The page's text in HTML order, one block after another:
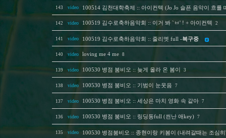
143 video 100514 김천대학축제 :: 아이컨텍 (Jo Jo 슬픈 음악이 흐를
142 video 100519 김수로축하음악회 :: 이거 봐 `ㅂ' ! + 아이컨텍 2
141 video 100519 김수로축하음악회 :: 줄리엣 full -복구중
140 video loving me 4 me 8
139 video 100530 병점 붐비오 :: 늦게 올라 온 봄이 3
138 video 100530 병점 붐비오 :: 기범이 눈웃음 7
137 video 100530 병점 붐비오 :: 세상은 마치 영화 속 같아 7
136 video 100530 병점 붐비오 :: 링딩동full (씐난 애key) 7
135 video 100530 병점붐비오 :: 종현이랑 키봄이 (내려갈때는 조심